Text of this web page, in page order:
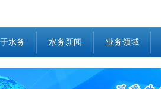
水务 水务新闻 业务领域